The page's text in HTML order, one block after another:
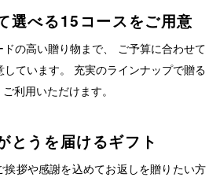
選べる15コースをご用意
の高い贈り物まで、 ご予算に合わせて
ています。 充実のラインナップで贈る
利用いただけます。
とうを届けるギフト
拶や感謝を込めてお返しを贈りたい方